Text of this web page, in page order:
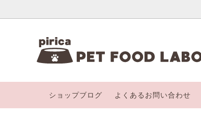
かわいいフリーズドライおやつ
オンライン相談
ホリスティックフードケアについて
ショップブログ よくあるお問い合わせ